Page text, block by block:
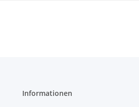
Informationen